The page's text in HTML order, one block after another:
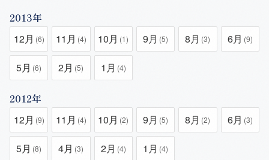
2013年
12月 (6) 11月 (4) 10月 (1) 9月 (5) 8月 (3) 6月 (9)
5月 (6) 2月 (5) 1月 (4)
2012年
12月 (9) 11月 (4) 10月 (2) 9月 (5) 8月 (2) 6月 (3)
5月 (8) 4月 (3) 2月 (4) 1月 (4)